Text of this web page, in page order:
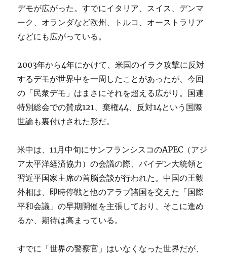
デモが広がった。すでにイタリア、スイス、デンマ
ーク、オランダなど欧州、トルコ、オーストラリア
などにも広がっている。
2003年から4年にかけて、米国のイラク攻撃に反対
するデモが世界中を一周したことがあったが、今回
の「民衆デモ」はまさにそれを超える広がり。国連
特別総会での賛成121、棄権44、反対14という国際
世論も裏付けされた形だ。
米中は、11月中旬にサンフランシスコのAPEC（アジ
ア太平洋経済協力）の会議の際、バイデン大統領と
習近平国家主席の首脳会談が行われた。中国の王毅
外相は、即時停戦と他のアラブ諸国を交えた「国際
平和会議」の早期開催を主張しており、そこに進め
るか、期待は高まっている。
すでに「世界の警察官」はいなくなった世界だが、